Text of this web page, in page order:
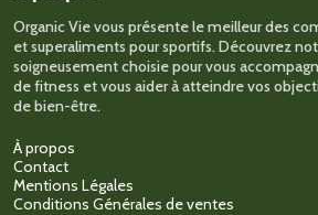
du
produit
Organic Vie vous présente le meilleur des
et superaliments pour sportifs. Découvrez
soigneusement choisie pour vous
de fitness et vous aider à atteindre vos
de bien-être.
À propos
Contact
Mentions Légales
Conditions Générales de ventes